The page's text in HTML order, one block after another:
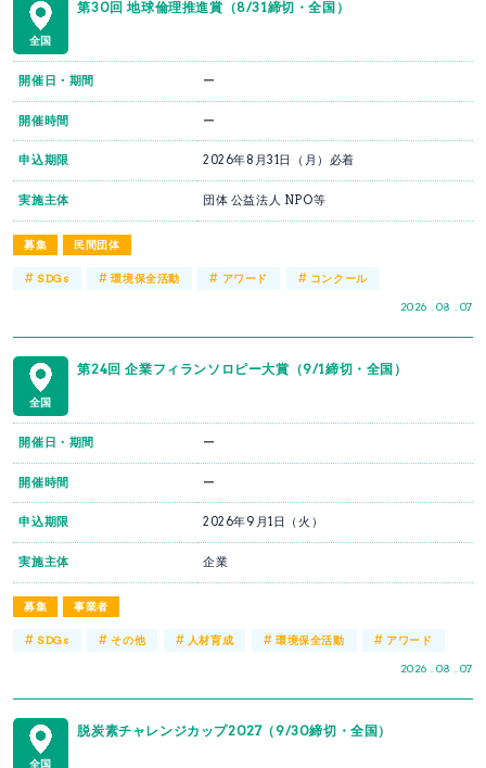
全国
第30回 地球倫理推進賞（8/31締切・全国）
募集 民間団体
2026 . 08 . 07
開催日・期間 ー
開催時間 ー
申込期限 2026年8月31日（月）必着
実施主体 団体 公益法人 NPO等
#SDGs #環境保全活動 # アワード # コンクール
全国
第24回 企業フィランソロピー大賞（9/1締切・全国）
募集 事業者
2026 . 08 . 07
開催日・期間 ー
開催時間 ー
申込期限 2026年9月1日（火）
実施主体 企業
#SDGs #その他 # 人材育成 # 環境保全活動 # アワード
全国
脱炭素チャレンジカップ2027（9/30締切・全国）